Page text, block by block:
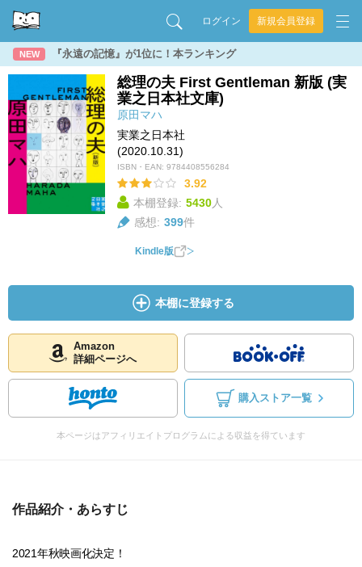
ログイン 新規会員登録
NEW 『永遠の記憶』が1位に！本ランキング
総理の夫 First Gentleman 新版 (実
業之日本社文庫)
原田マハ
実業之日本社
(2020.10.31)
ISBN・EAN: 9784408556284
3.92
本棚登録: 5430人
感想: 399件
Kindle版
本棚に登録する
Amazon
詳細ページへ
購入ストア一覧
本ページはアフィリエイトプログラムによる収益を得ています
作品紹介・あらすじ
2021年秋映画化決定！